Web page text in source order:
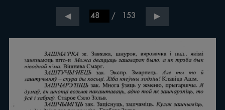
◀ / 153 ▶